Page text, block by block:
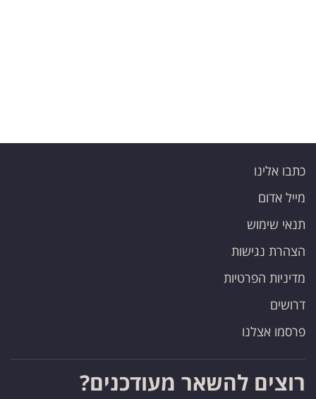
כתבו אלינו
מייל אדום
תנאי שימוש
הצהרת נגישות
מדיניות הפרטיות
דרושים
פרסמו אצלנו
רוצים להשאר מעודכנים?